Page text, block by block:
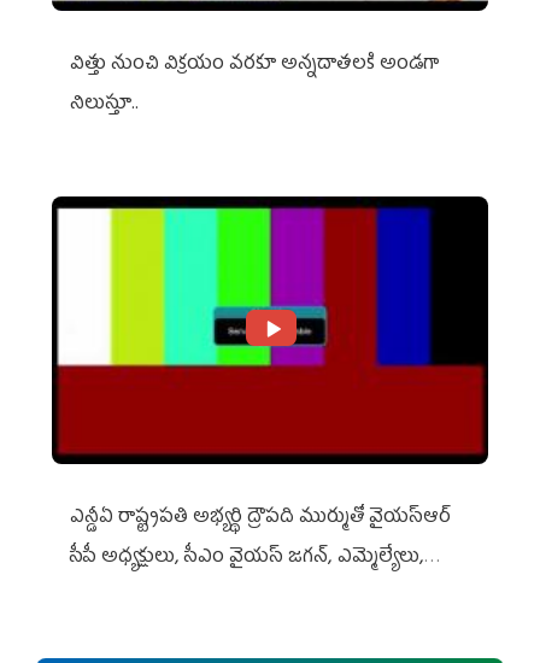
విత్తు నుంచి విక్రయం వరకూ అన్నదాతలకి అండగా
నిలుస్తూ..
ఎన్డీఏ రాష్ట్ర‌ప‌తి అభ్య‌ర్థి ద్రౌప‌ది ముర్ముతో వైయ‌స్ఆర్
సీపీ అధ్య‌క్షులు, సీఎం వైయ‌స్ జ‌గ‌న్, ఎమ్మెల్యేలు,